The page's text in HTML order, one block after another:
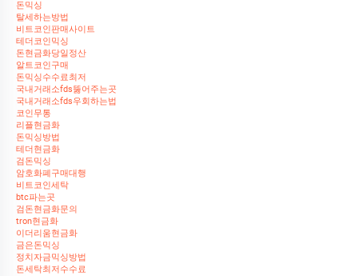
돈믹싱
탈세하는방법
비트코인판매사이트
테더코인믹싱
돈현금화당일정산
알트코인구매
돈믹싱수수료최저
국내거래소fds뚫어주는곳
국내거래소fds우회하는법
코인무통
리플현금화
돈믹싱방법
테더현금화
검돈믹싱
암호화폐구매대행
비트코인세탁
btc파는곳
검돈현금화문의
tron현금화
이더리움현금화
금은돈믹싱
정치자금믹싱방법
돈세탁최저수수료